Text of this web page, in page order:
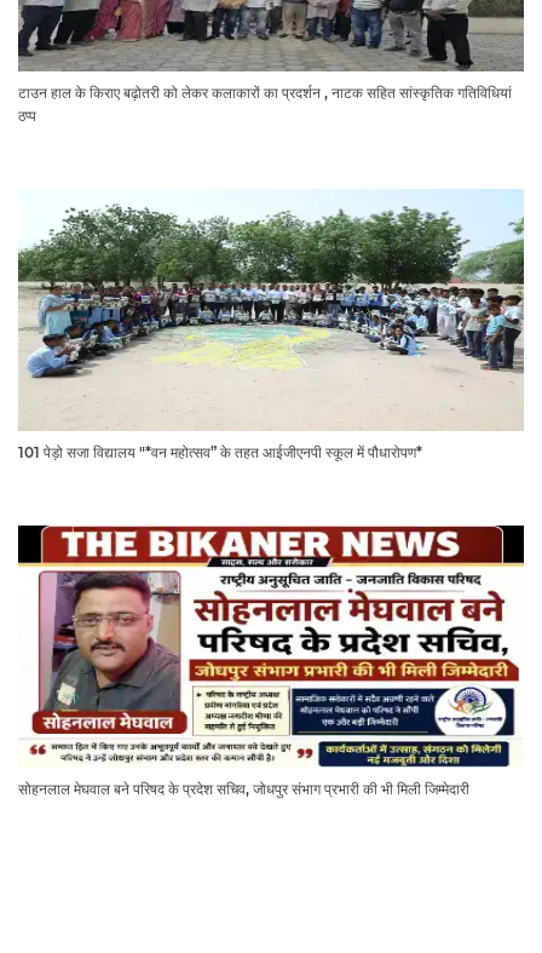
टाउन हाल के किराए बढ़ोतरी को लेकर कलाकारों का प्रदर्शन , नाटक सहित सांस्कृतिक गतिविधियां
ठप्प
101 पेड़ो सजा विद्यालय "*वन महोत्सव” के तहत आईजीएनपी स्कूल में पौधारोपण*
सोहनलाल मेघवाल बने परिषद के प्रदेश सचिव, जोधपुर संभाग प्रभारी की भी मिली जिम्मेदारी